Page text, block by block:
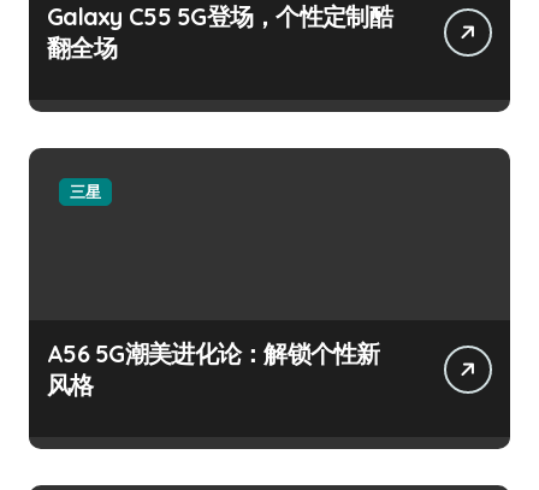
Galaxy C55 5G登场，个性定制酷
翻全场
三星
A56 5G潮美进化论：解锁个性新
风格